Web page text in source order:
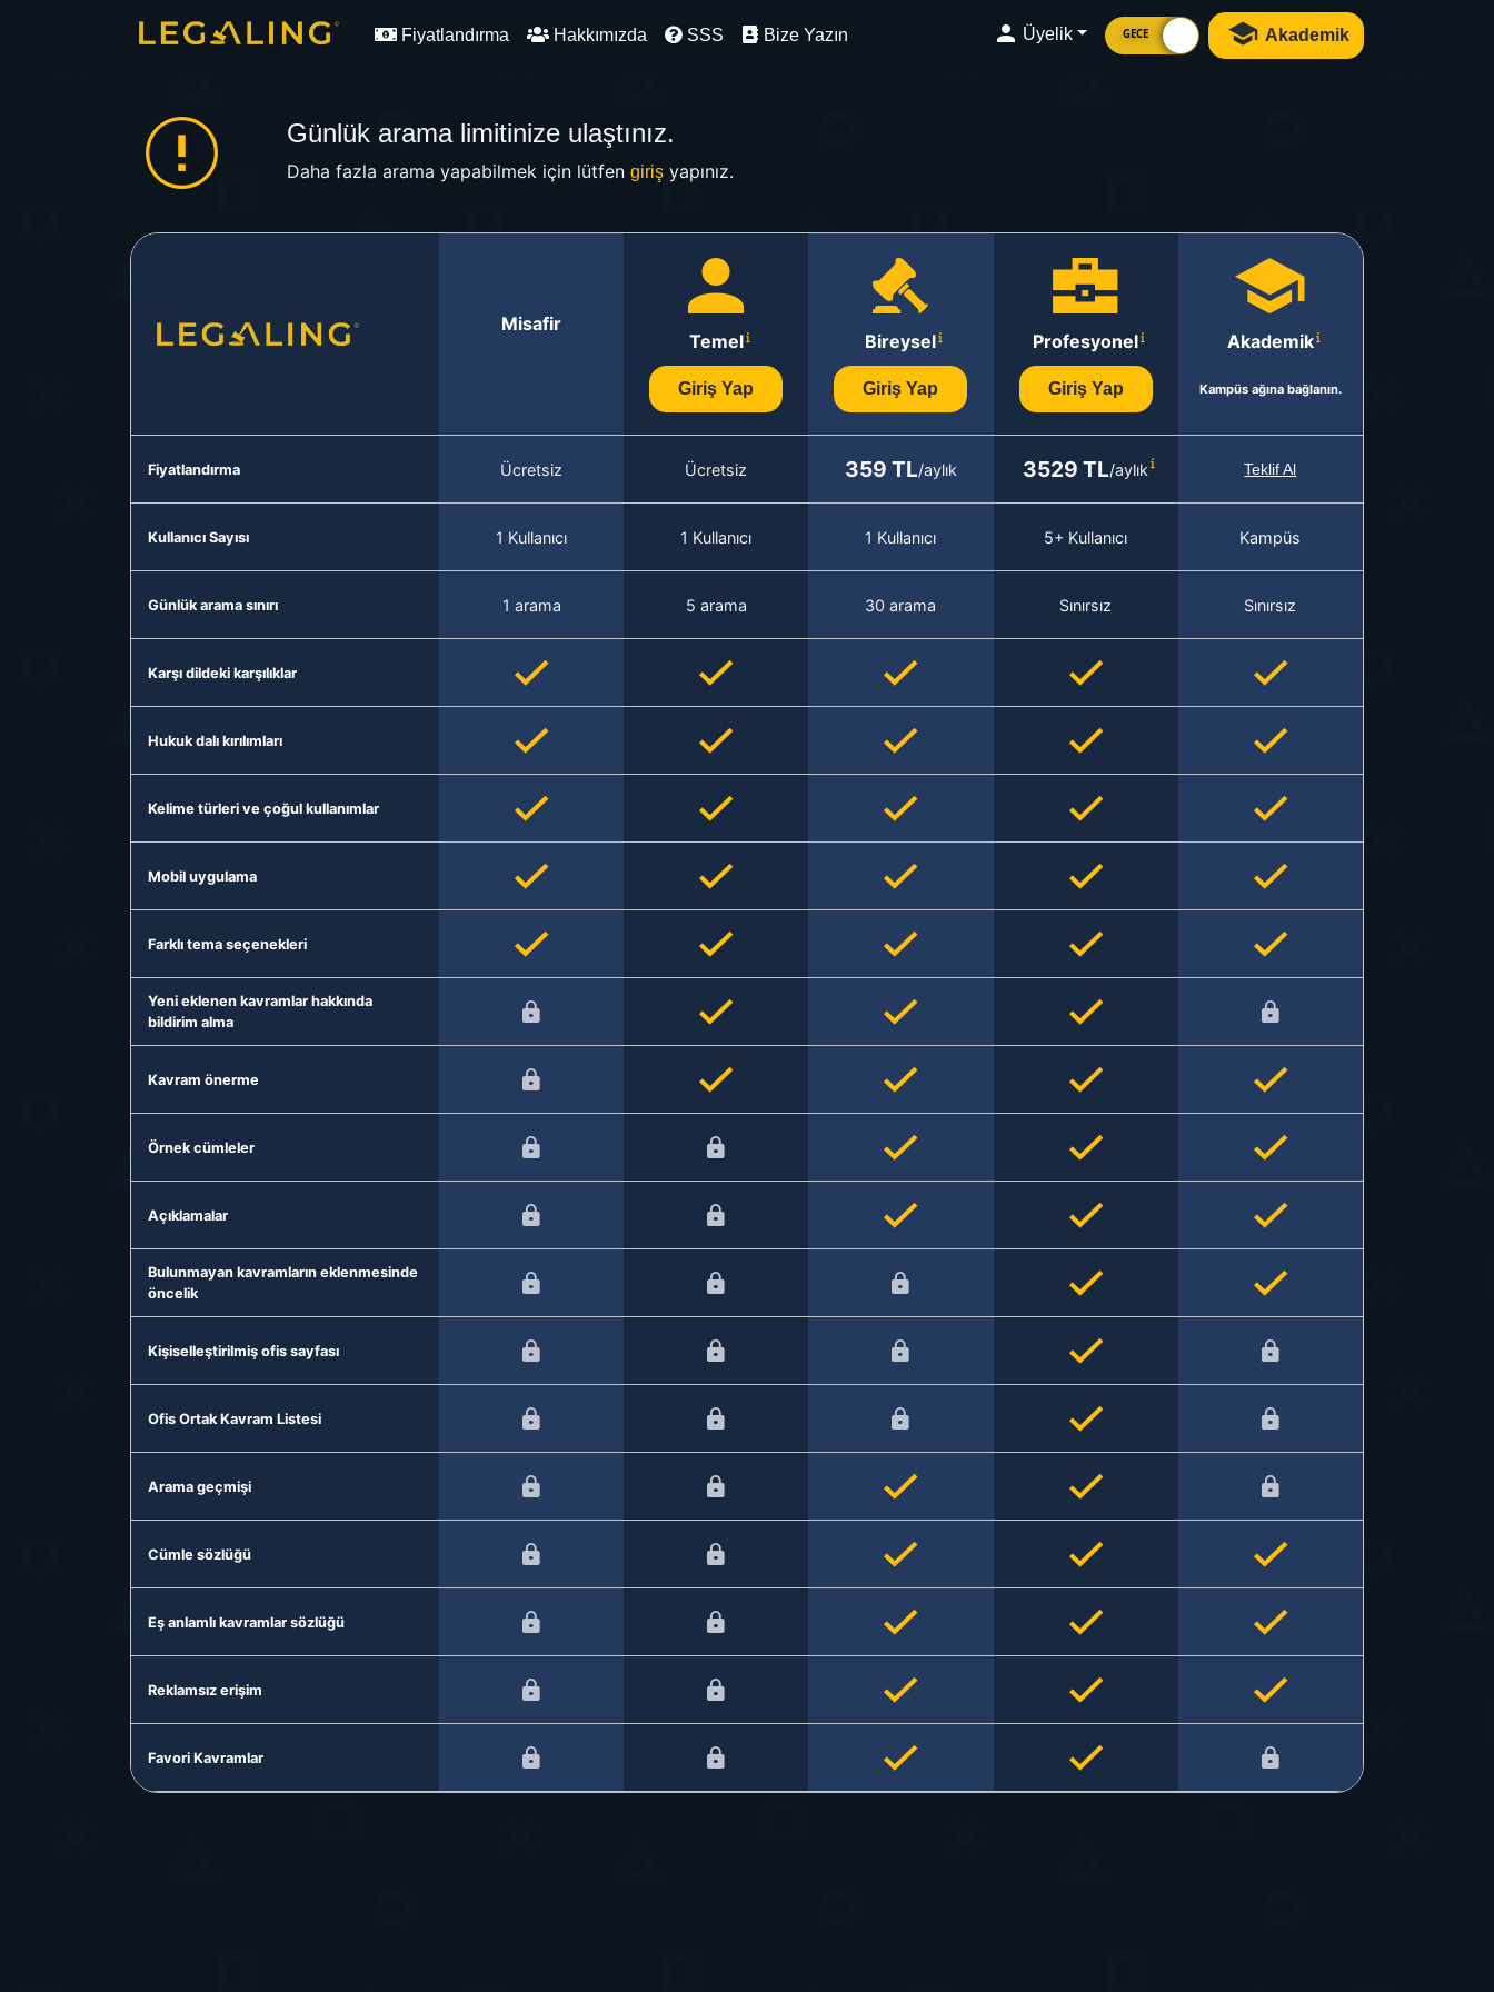
Fiyatlandırma Hakkımızda SSS Bize Yazın Üyelik GECE Akademik
Günlük arama limitinize ulaştınız.
Daha fazla arama yapabilmek için lütfen girişyapınız.
Misafir
Temel
Giriş Yap
Bireysel
Giriş Yap
Profesyonel
Giriş Yap
Akademik
Kampüs ağına bağlanın.
Fiyatlandırma Ücretsiz Ücretsiz 359 TL/aylık 3529 TL/aylık Teklif Al
Kullanıcı Sayısı 1 Kullanıcı 1 Kullanıcı 1 Kullanıcı 5+ Kullanıcı Kampüs
Günlük arama sınırı 1 arama 5 arama 30 arama Sınırsız Sınırsız
Karşı dildeki karşılıklar
Hukuk dalı kırılımları
Kelime türleri ve çoğul kullanımlar
Mobil uygulama
Farklı tema seçenekleri
Yeni eklenen kavramlar hakkında
bildirim alma
Kavram önerme
Örnek cümleler
Açıklamalar
Bulunmayan kavramların eklenmesinde
öncelik
Kişiselleştirilmiş ofis sayfası
Ofis Ortak Kavram Listesi
Arama geçmişi
Cümle sözlüğü
Eş anlamlı kavramlar sözlüğü
Reklamsız erişim
Favori Kavramlar